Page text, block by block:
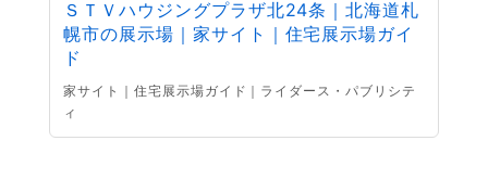
ＳＴＶハウジングプラザ北24条｜北海道札
幌市の展示場｜家サイト｜住宅展示場ガイ
ド
家サイト｜住宅展示場ガイド｜ライダース・パブリシテ
ィ